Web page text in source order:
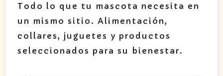
Todo lo que tu mascota necesita en
un mismo sitio. Alimentación,
collares, juguetes y productos
seleccionados para su bienestar.